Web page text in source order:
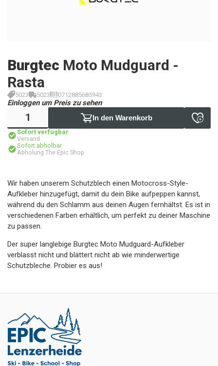
Burgtec Moto Mudguard -
Rasta
5023 5023 0712885685943
Einloggen um Preis zu sehen
In den Warenkorb
Sofort verfügbar
Versand
Sofort abholbar
Abholung The Epic Shop
Wir haben unserem Schutzblech einen Motocross-Style-
Aufkleber hinzugefügt, damit du dein Bike aufpeppen kannst,
während du den Schlamm aus deinen Augen fernhältst. Es ist in
verschiedenen Farben erhältlich, um perfekt zu deiner Maschine
zu passen.
Der super langlebige Burgtec Moto Mudguard-Aufkleber
verblasst nicht und blättert nicht ab wie minderwertige
Schutzbleche. Probier es aus!